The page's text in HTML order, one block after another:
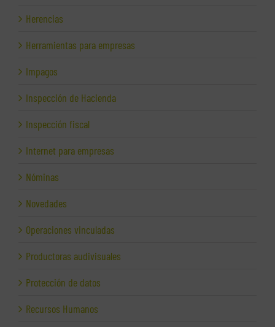
Herencias
Herramientas para empresas
Impagos
Inspección de Hacienda
Inspección fiscal
Internet para empresas
Nóminas
Novedades
Operaciones vinculadas
Productoras audivisuales
Protección de datos
Recursos Humanos